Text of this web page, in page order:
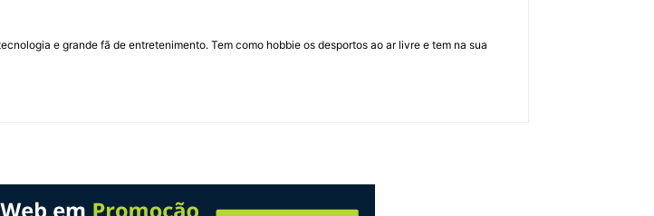
e grande fã de entretenimento. Tem como hobbie os desportos ao ar livre e tem na sua